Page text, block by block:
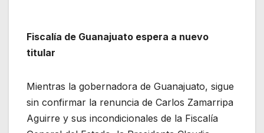
Fiscalía de Guanajuato espera a nuevo
titular
Mientras la gobernadora de Guanajuato, sigue
sin confirmar la renuncia de Carlos Zamarripa
Aguirre y sus incondicionales de la Fiscalía